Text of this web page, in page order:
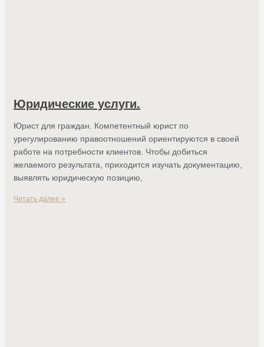
Юридические услуги.
Юрист для граждан. Компетентный юрист по
урегулированию правоотношений ориентируются в своей
работе на потребности клиентов. Чтобы добиться
желаемого результата, приходится изучать документацию,
выявлять юридическую позицию,
Читать далее »